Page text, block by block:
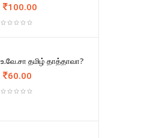
100.00
உ.வே.சா தமிழ் தாத்தாவா?
60.00